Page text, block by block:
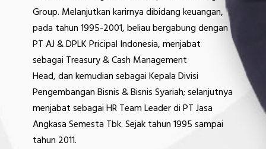
Group. Melanjutkan karirnya dibidang keuangan,
pada tahun 1995-2001, beliau bergabung dengan
PT AJ & DPLK Pricipal Indonesia, menjabat
sebagai Treasury & Cash Management
Head, dan kemudian sebagai Kepala Divisi
Pengembangan Bisnis & Bisnis Syariah; selanjutnya
menjabat sebagai HR Team Leader di PT Jasa
Angkasa Semesta Tbk. Sejak tahun 1995 sampai
tahun 2011.